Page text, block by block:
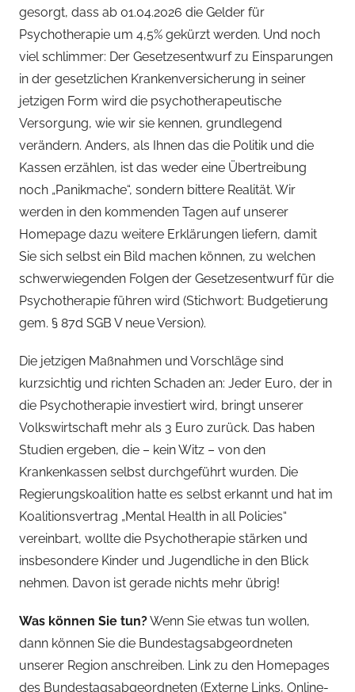
gesorgt, dass ab 01.04.2026 die Gelder für
Psychotherapie um 4,5% gekürzt werden. Und noch
viel schlimmer: Der Gesetzesentwurf zu Einsparungen
in der gesetzlichen Krankenversicherung in seiner
jetzigen Form wird die psychotherapeutische
Versorgung, wie wir sie kennen, grundlegend
verändern. Anders, als Ihnen das die Politik und die
Kassen erzählen, ist das weder eine Übertreibung
noch „Panikmache“, sondern bittere Realität. Wir
werden in den kommenden Tagen auf unserer
Homepage dazu weitere Erklärungen liefern, damit
Sie sich selbst ein Bild machen können, zu welchen
schwerwiegenden Folgen der Gesetzesentwurf für die
Psychotherapie führen wird (Stichwort: Budgetierung
gem. § 87d SGB V neue Version).
Die jetzigen Maßnahmen und Vorschläge sind
kurzsichtig und richten Schaden an: Jeder Euro, der in
die Psychotherapie investiert wird, bringt unserer
Volkswirtschaft mehr als 3 Euro zurück. Das haben
Studien ergeben, die – kein Witz – von den
Krankenkassen selbst durchgeführt wurden. Die
Regierungskoalition hatte es selbst erkannt und hat im
Koalitionsvertrag „Mental Health in all Policies“
vereinbart, wollte die Psychotherapie stärken und
insbesondere Kinder und Jugendliche in den Blick
nehmen. Davon ist gerade nichts mehr übrig!
Was können Sie tun?Wenn Sie etwas tun wollen,
dann können Sie die Bundestagsabgeordneten
unserer Region anschreiben. Link zu den Homepages
des Bundestagsabgeordneten (Externe Links, Online-